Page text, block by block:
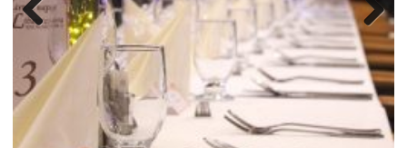
Previ
ous
Next